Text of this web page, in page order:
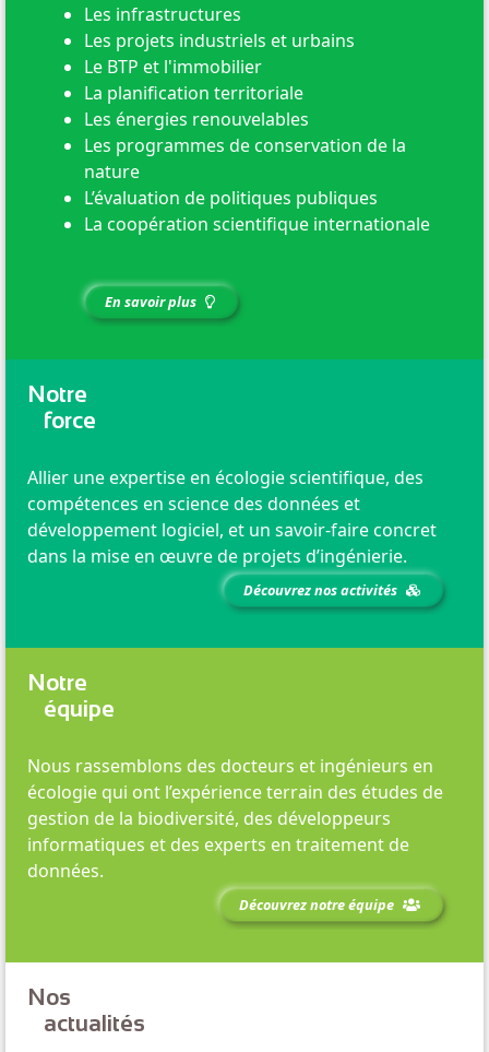
Les infrastructures
Les projets industriels et urbains
Le BTP et l'immobilier
La planification territoriale
Les énergies renouvelables
Les programmes de conservation de la
nature
L’évaluation de politiques publiques
La coopération scientifique internationale
En savoir plus
Notre
force
Allier une expertise en écologie scientifique, des
compétences en science des données et
développement logiciel, et un savoir-faire concret
dans la mise en œuvre de projets d’ingénierie.
Découvrez nos activités
Notre
équipe
Nous rassemblons des docteurs et ingénieurs en
écologie qui ont l’expérience terrain des études de
gestion de la biodiversité, des développeurs
informatiques et des experts en traitement de
données.
Découvrez notre équipe
Nos
actualités